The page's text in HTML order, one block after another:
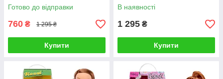
Готово до відправки
760 ₴ 1 295 ₴
Купити
В наявності
1 295 ₴
Купити